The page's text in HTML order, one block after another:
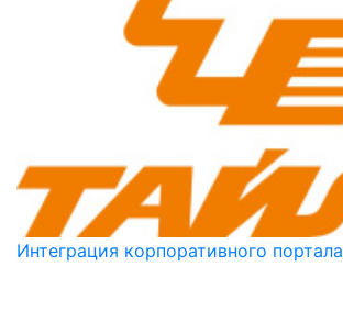
Интеграция корпоративного портала